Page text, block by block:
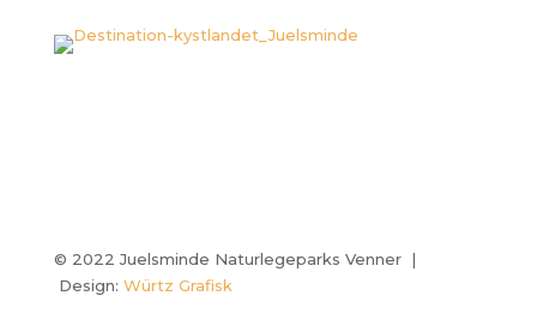
© 2022 Juelsminde Naturlegeparks Venner |
Design: Würtz Grafisk